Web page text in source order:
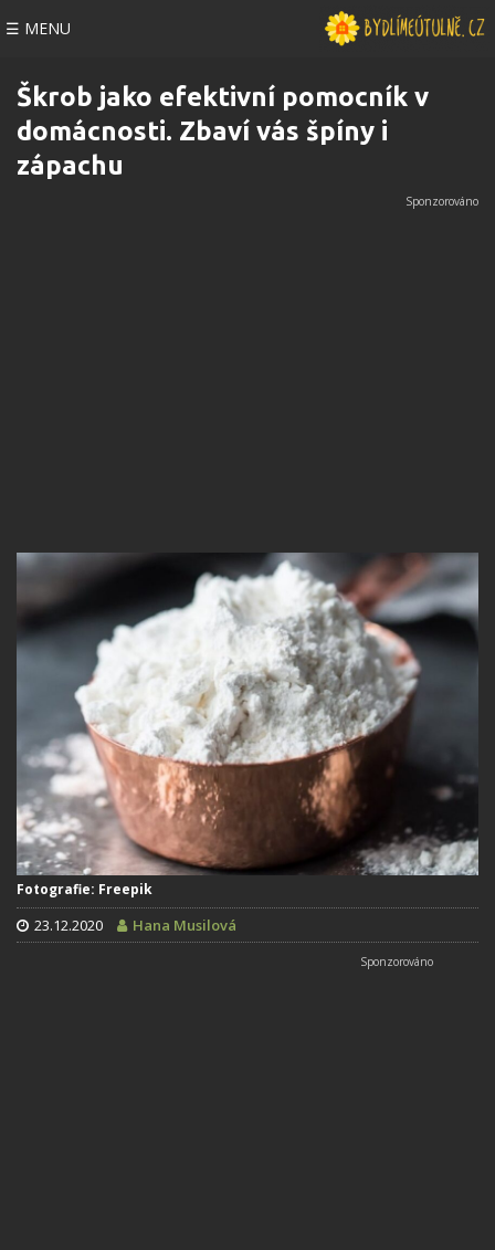
☰ MENU
Škrob jako efektivní pomocník v
domácnosti. Zbaví vás špíny i
zápachu
Fotografie: Freepik
23.12.2020 Hana Musilová